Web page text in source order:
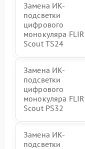
Замена ИК-
подсветки
цифрового
монокуляра FLIR
Scout TS24
Замена ИК-
подсветки
цифрового
монокуляра FLIR
Scout PS32
Замена ИК-
подсветки